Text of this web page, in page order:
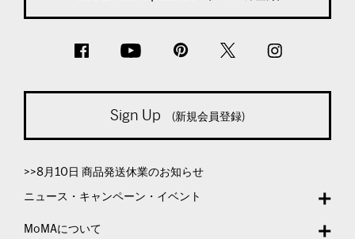
Sign Up (新規会員登録)
>>8月10日 商品発送休業のお知らせ
ニュース・キャンペーン・イベント
MoMAについて